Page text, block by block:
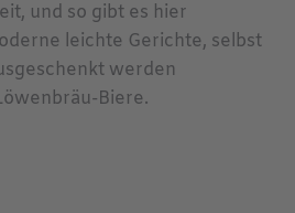
und so gibt es hier
leichte Gerichte, selbst
werden
Biere.